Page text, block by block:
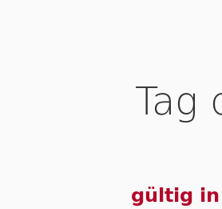
Tag
gültig in